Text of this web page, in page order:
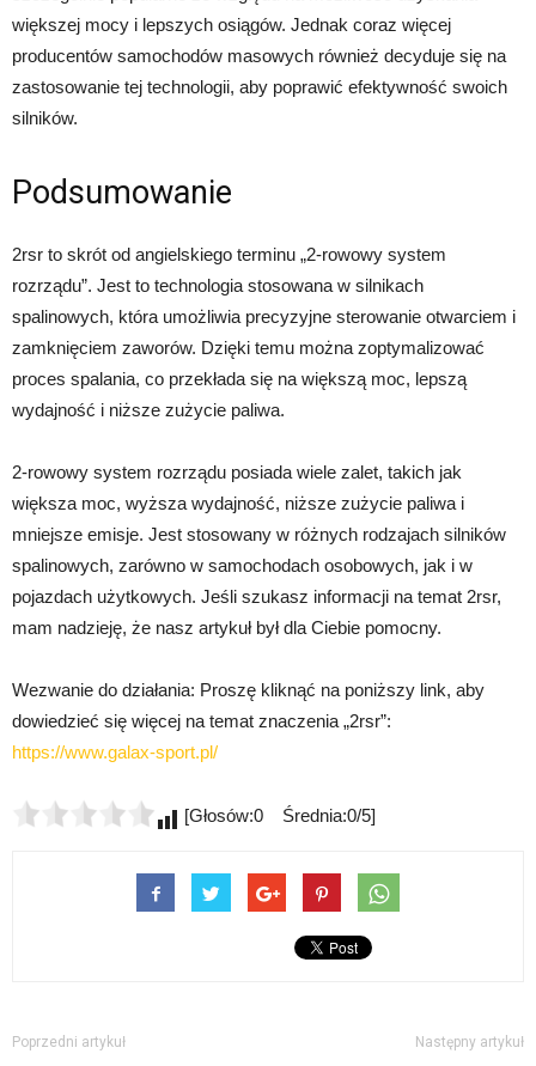
większej mocy i lepszych osiągów. Jednak coraz więcej
producentów samochodów masowych również decyduje się na
zastosowanie tej technologii, aby poprawić efektywność swoich
silników.
Podsumowanie
2rsr to skrót od angielskiego terminu „2-rowowy system
rozrządu”. Jest to technologia stosowana w silnikach
spalinowych, która umożliwia precyzyjne sterowanie otwarciem i
zamknięciem zaworów. Dzięki temu można zoptymalizować
proces spalania, co przekłada się na większą moc, lepszą
wydajność i niższe zużycie paliwa.
2-rowowy system rozrządu posiada wiele zalet, takich jak
większa moc, wyższa wydajność, niższe zużycie paliwa i
mniejsze emisje. Jest stosowany w różnych rodzajach silników
spalinowych, zarówno w samochodach osobowych, jak i w
pojazdach użytkowych. Jeśli szukasz informacji na temat 2rsr,
mam nadzieję, że nasz artykuł był dla Ciebie pomocny.
Wezwanie do działania: Proszę kliknąć na poniższy link, aby
dowiedzieć się więcej na temat znaczenia „2rsr”:
https://www.galax-sport.pl/
[Głosów:0 Średnia:0/5]
Poprzedni artykuł Następny artykuł